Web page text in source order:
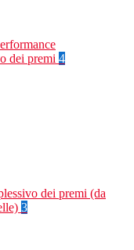
dei premi 4
dei premi (da
3